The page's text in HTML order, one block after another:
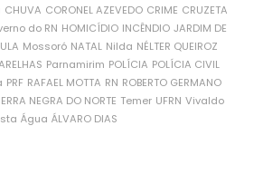
CHUVA CORONEL AZEVEDO CRIME CRUZETA
do RN HOMICÍDIO INCÊNDIO JARDIM DE
Mossoró NATAL Nilda NÉLTER QUEIROZ
Parnamirim POLÍCIA POLÍCIA CIVIL
PRF RAFAEL MOTTA RN ROBERTO GERMANO
NEGRA DO NORTE Temer UFRN Vivaldo
Água ÁLVARO DIAS